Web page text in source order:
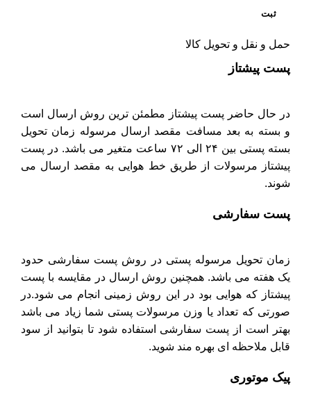
حمل و نقل و تحویل کالا
پست پیشتاز
در حال حاضر پست پیشتاز مطمئن ترین روش ارسال است
و بسته به بعد مسافت مقصد ارسال مرسوله زمان تحویل
بسته پستی بین ۲۴ الی ۷۲ ساعت متغیر می باشد. در پست
پیشتاز مرسولات از طریق خط هوایی به مقصد ارسال می
شوند.
پست سفارشی
زمان تحویل مرسوله پستی در روش پست سفارشی حدود
یک هفته می باشد. همچنین روش ارسال در مقایسه با پست
پیشتاز که هوایی بود در این روش زمینی انجام می شود.در
صورتی که تعداد یا وزن مرسولات پستی شما زیاد می باشد
بهتر است از پست سفارشی استفاده شود تا بتوانید از سود
قابل ملاحظه ای بهره مند شوید.
پیک موتوری